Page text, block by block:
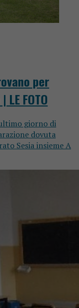
per
FOTO
giorno di
dovuta
Sesia insieme A